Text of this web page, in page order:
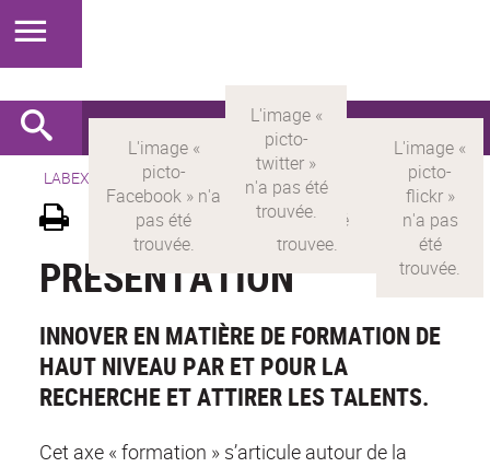
LABEX > LABEX MILYON Version française Présentation
PRÉSENTATION
INNOVER EN MATIÈRE DE FORMATION DE
HAUT NIVEAU PAR ET POUR LA
RECHERCHE ET ATTIRER LES TALENTS.
Cet axe « formation » s’articule autour de la